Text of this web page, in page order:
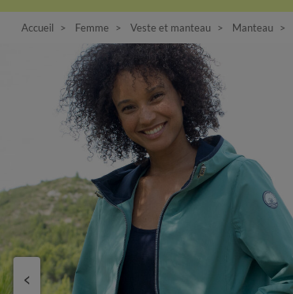
Accueil Femme Veste et manteau Manteau